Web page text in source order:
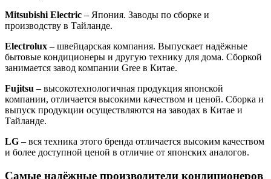
Mitsubishi Electric – Япония. Заводы по сборке и
производству в Тайланде.
Electrolux – швейцарская компания. Выпускает надёжные
бытовые кондиционеры и другую технику для дома. Сборкой
занимается завод компании Gree в Китае.
Fujitsu – высокотехнологичная продукция японской
компании, отличается высокими качеством и ценой. Сборка и
выпуск продукции осуществляются на заводах в Китае и
Тайланде.
LG – вся техника этого бренда отличается высоким качеством
и более доступной ценой в отличие от японских аналогов.
Самые надёжные производители кондиционеров